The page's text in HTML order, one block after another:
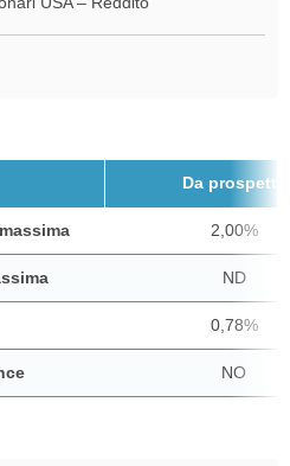
Da prospetto
2,00%
ND
0,78%
NO